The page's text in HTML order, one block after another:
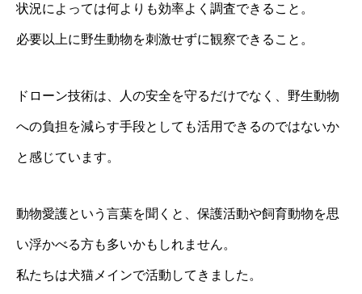
状況によっては何よりも効率よく調査できること。
必要以上に野生動物を刺激せずに観察できること。
ドローン技術は、人の安全を守るだけでなく、野生動物
への負担を減らす手段としても活用できるのではないか
と感じています。
動物愛護という言葉を聞くと、保護活動や飼育動物を思
い浮かべる方も多いかもしれません。
私たちは犬猫メインで活動してきました。